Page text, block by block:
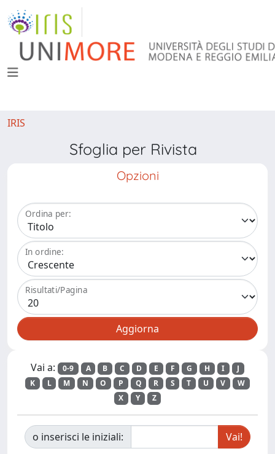
IRIS
Sfoglia per Rivista
Opzioni
Ordina per:
In ordine:
Risultati/Pagina
Vai a: 0-9 A B C D E F G H I
J
K
L M N O P Q R S T U V
W
X
Y Z
o inserisci le iniziali: